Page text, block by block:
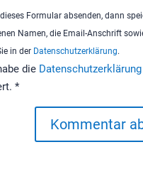
Formular absenden, dann
Namen, die Email-Anschrift
in der Datenschutzerklärung.
die Datenschutzerklärung
*
Kommentar